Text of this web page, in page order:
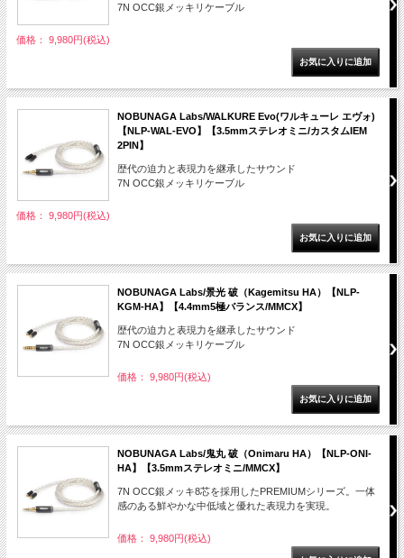
7N OCC銀メッキリケーブル
価格： 9,980円(税込)
NOBUNAGA Labs/WALKURE Evo(ワルキューレ エヴォ)
【NLP-WAL-EVO】【3.5mmステレオミニ/カスタムIEM
2PIN】
歴代の迫力と表現力を継承したサウンド
7N OCC銀メッキリケーブル
価格： 9,980円(税込)
NOBUNAGA Labs/景光 破（Kagemitsu HA）【NLP-
KGM-HA】【4.4mm5極バランス/MMCX】
歴代の迫力と表現力を継承したサウンド
7N OCC銀メッキリケーブル
価格： 9,980円(税込)
NOBUNAGA Labs/鬼丸 破（Onimaru HA）【NLP-ONI-
HA】【3.5mmステレオミニ/MMCX】
7N OCC銀メッキ8芯を採用したPREMIUMシリーズ。一体
感のある鮮やかな中低域と優れた表現力を実現。
価格： 9,980円(税込)